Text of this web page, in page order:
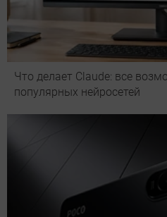
Что делает Сlaude: все
популярных нейросетей